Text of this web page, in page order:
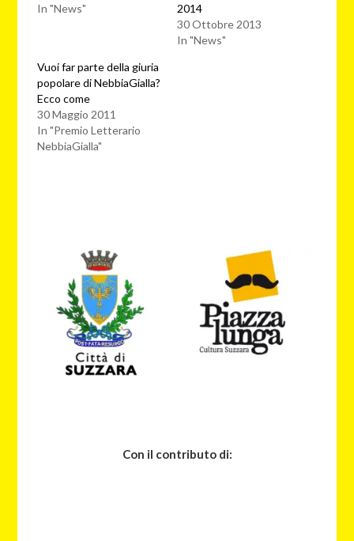
In "News"
2014
30 Ottobre 2013
In "News"
Vuoi far parte della giuria
popolare di NebbiaGialla?
Ecco come
30 Maggio 2011
In "Premio Letterario
NebbiaGialla"
Con il contributo di: